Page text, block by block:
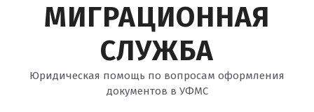
МИГРАЦИОННАЯ
СЛУЖБА
Юридическая помощь по вопросам оформления
документов в УФМС